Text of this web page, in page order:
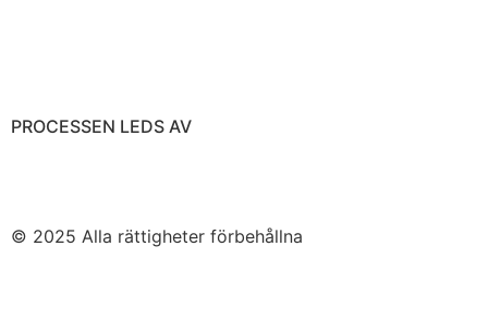
PROCESSEN LEDS AV
© 2025 Alla rättigheter förbehållna